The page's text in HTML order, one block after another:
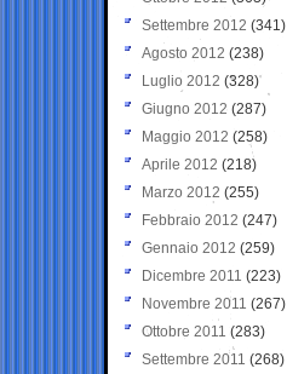
Settembre 2012 (341)
Agosto 2012 (238)
Luglio 2012 (328)
Giugno 2012 (287)
Maggio 2012 (258)
Aprile 2012 (218)
Marzo 2012 (255)
Febbraio 2012 (247)
Gennaio 2012 (259)
Dicembre 2011 (223)
Novembre 2011 (267)
Ottobre 2011 (283)
Settembre 2011 (268)